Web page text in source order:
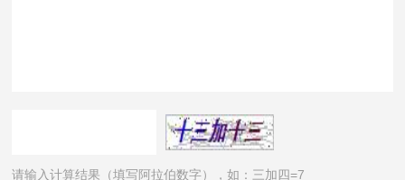
请输入计算结果（填写阿拉伯数字），如：三加四=7